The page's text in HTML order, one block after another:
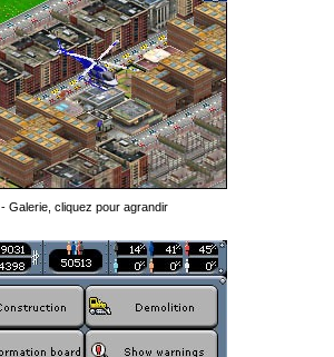
- Galerie, cliquez pour agrandir